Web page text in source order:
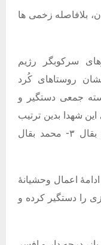
بلافاصله زخمی ها
سرکوبگر رژیم
روستاهای کُرد
جمعی دستگیر و
شهدا بدین ترتیب
است: ۱- خالد خضر آقایی ۲- عثمان بقال ۳- محمد بقال
اعمال وحشیانهٔ
را دستگیر کرده و